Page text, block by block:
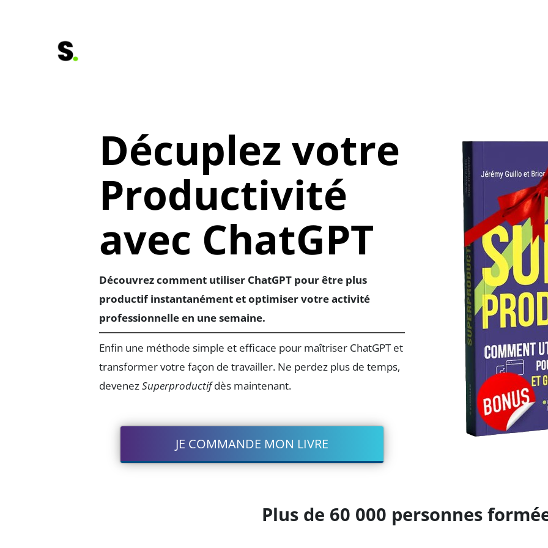
Décuplez votre
Productivité
avec ChatGPT
Découvrez comment utiliser ChatGPT pour être plus
productif instantanément et optimiser votre activité
professionnelle en une semaine.
Enfin une méthode simple et efficace pour maîtriser ChatGPT et
transformer votre façon de travailler. Ne perdez plus de temps,
devenezSuperproductifdès maintenant.
JE COMMANDE MON LIVRE
Plus de 60 000 personnes